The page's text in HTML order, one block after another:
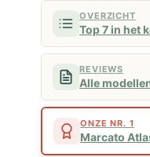
OVERZICHT
Top 7 in het
REVIEWS
Alle
ONZE NR. 1
Marcato